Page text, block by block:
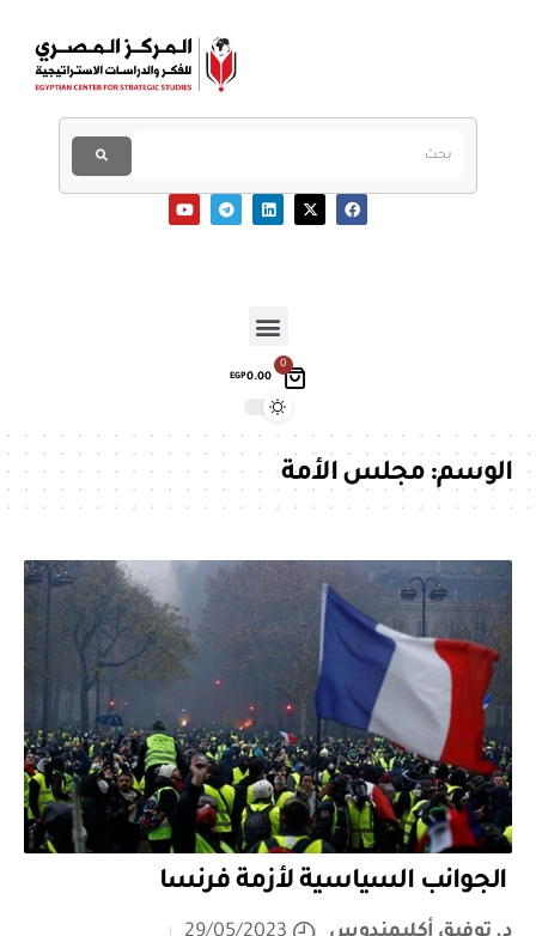
0
EGP0.00
الوسم:مجلس الأمة
الجوانب السياسية لأزمة فرنسا